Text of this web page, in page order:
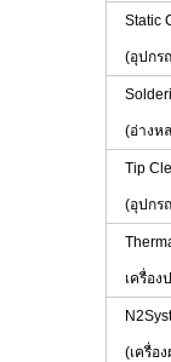
Static
(อุปกร
(อ่างห
Tip
(อุปกร
เครื่อ
(เครื่อ